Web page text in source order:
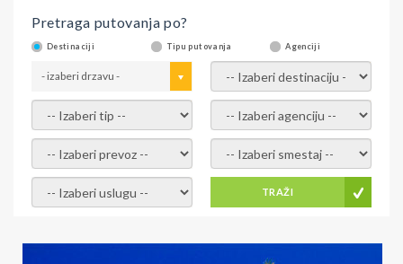
Pretraga putovanja po?
Destinaciji Tipu putovanja Agenciji
- izaberi drzavu - - izaberi destinaciju -
- izaberi tip - - izaberi agenciju -
- izaberi prevoz - - Izaberite smestaj -
- Izaberite uslugu - TRAŽI